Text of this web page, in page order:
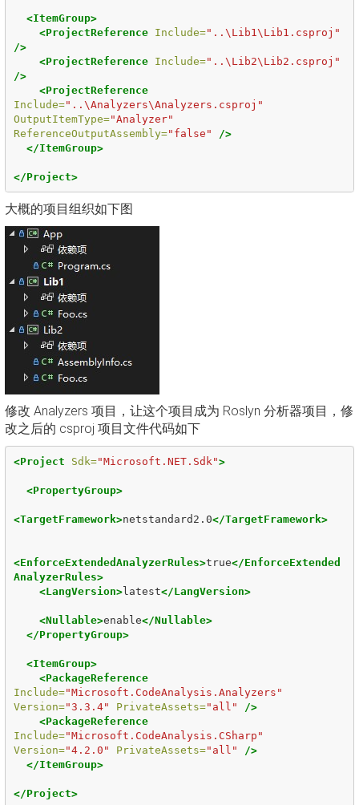
<ItemGroup>
<ProjectReference
Include="..\Lib1\Lib1.csproj"
/>
<ProjectReference
Include="..\Lib2\Lib2.csproj"
/>
<ProjectReference
Include="..\Analyzers\Analyzers.csproj"
OutputItemType="Analyzer"
ReferenceOutputAssembly="false"
/>
</ItemGroup>
</Project>
大概的项目组织如下图
修改 Analyzers 项目，让这个项目成为 Roslyn 分析器项目，修
改之后的 csproj 项目文件代码如下
<Project Sdk="Microsoft.NET.Sdk">
<PropertyGroup>
<TargetFramework>netstandard2.0</TargetFramework>
<EnforceExtendedAnalyzerRules>true</EnforceExtended
AnalyzerRules>
<LangVersion>latest</LangVersion>
<Nullable>enable</Nullable>
</PropertyGroup>
<ItemGroup>
<PackageReference
Include="Microsoft.CodeAnalysis.Analyzers"
Version="3.3.4" PrivateAssets="all"
/>
<PackageReference
Include="Microsoft.CodeAnalysis.CSharp"
Version="4.2.0" PrivateAssets="all"
/>
</ItemGroup>
</Project>